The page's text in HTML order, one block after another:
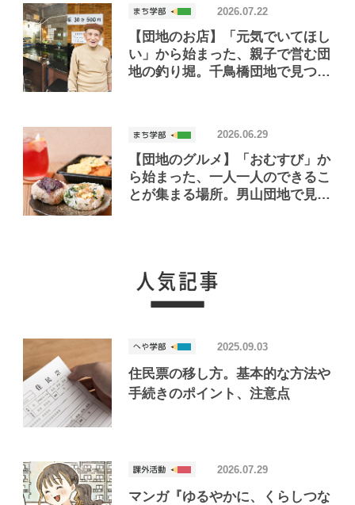
【団地のお店】「元気でいてほし
い」から始まった、親子で営む団
地の釣り堀。千鳥橋団地で見つけ
2026.07.22
【団地のグルメ】「おむすび」か
ら始まった、一人一人のできるこ
とが集まる場所。男山団地で見つ
2026.06.29
住民票の移し方。基本的な方法や
手続きのポイント、注意点
2025.09.03
マンガ『ゆるやかに、くらしつな
2026.07.29